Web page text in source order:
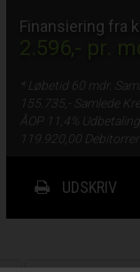
Finansiering fra
2.596,- pr.
* Løbetid 60 mdr.
155.735,-
Samlede
ÅOP 11,4% Udbetaling
119.920,00
UDSKRIV